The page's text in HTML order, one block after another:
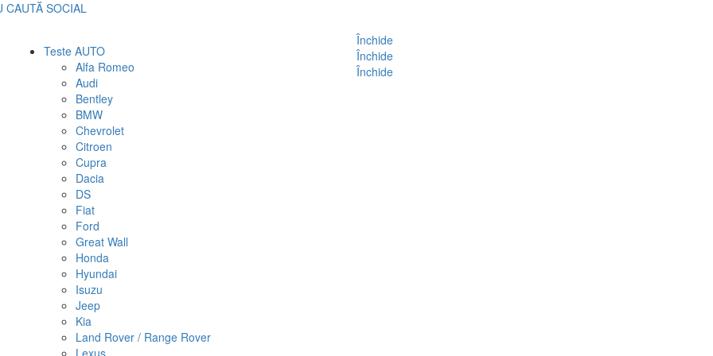
CAUTĂ SOCIAL
Închide
Teste AUTO
Alfa Romeo
Audi
Bentley
BMW
Chevrolet
Citroen
Cupra
Dacia
DS
Fiat
Ford
Great Wall
Honda
Hyundai
Isuzu
Jeep
Kia
Land Rover / Range Rover
Lexus
Închide
Închide